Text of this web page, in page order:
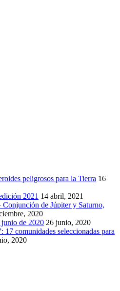
peligrosos para la Tierra 16
2021 14 abril, 2021
Conjunción de Júpiter y Saturno,
2020
de 2020 26 junio, 2020
17 comunidades seleccionadas para
2020